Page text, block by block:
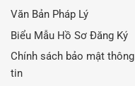
Văn Bản Pháp Lý
Biểu Mẫu Hồ Sơ Đăng Ký
Chính sách bảo mật thông
tin